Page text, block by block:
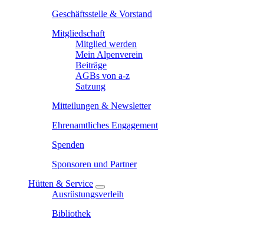
Geschäftsstelle & Vorstand
Mitgliedschaft
Mitglied werden
Mein Alpenverein
Beiträge
AGBs von a-z
Satzung
Mitteilungen & Newsletter
Ehrenamtliches Engagement
Spenden
Sponsoren und Partner
Hütten & Service
Ausrüstungsverleih
Bibliothek